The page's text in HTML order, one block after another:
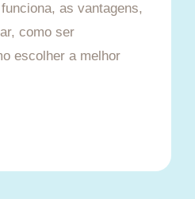
as vantagens,
como ser
escolher a melhor